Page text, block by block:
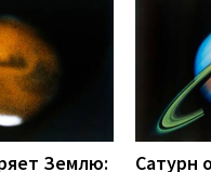
Землю:
Сатурн